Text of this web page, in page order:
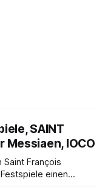
SAINT
Messiaen, IOCO
François
einen